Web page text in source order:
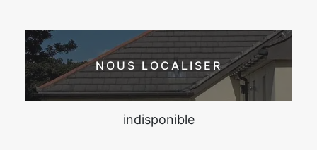
NOUS LOCALISER
indisponible